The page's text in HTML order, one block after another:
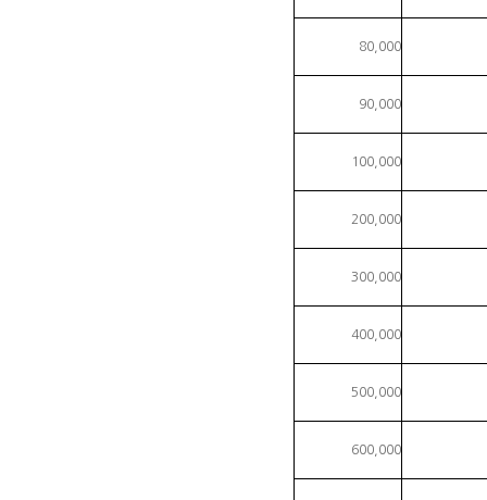
80,000
90,000
100,000
200,000
300,000
400,000
500,000
600,000